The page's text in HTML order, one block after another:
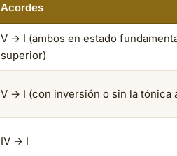
Acordes
V → I (ambos en estado
superior)
V → I (con inversión o sin la tónica
IV → I